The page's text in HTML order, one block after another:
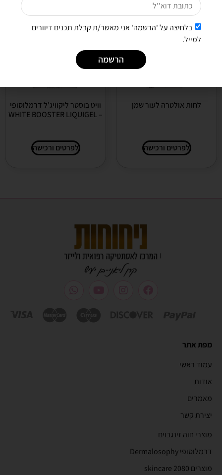
לחות אולטרה לעור שמן
לפרטים ורכישה
וויט בוסטר ליקוויג'ל דרמלוסופי
– WHITE BOOSTER LIQUIGEL
לפרטים ורכישה
מפת אתר
עמוד ראשי
אודות
מאמרים
יצירת קשר
מוצרי חוה זינגבוים
דרמלוסופי Dermalosophy
מוצרים 2080 skincare
בלחיצה על 'הרשמה' אני מאשר/ת קבלת תכנים דיוורים
למייל.
הרשמה